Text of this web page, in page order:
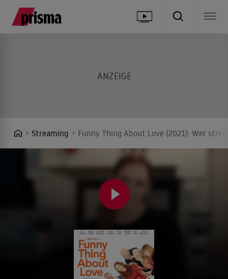
Streaming Funny Thing About Love (2021): Wer